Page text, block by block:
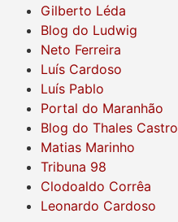
Gilberto Léda
Blog do Ludwig
Neto Ferreira
Luís Cardoso
Luís Pablo
Portal do Maranhão
Blog do Thales Castro
Matias Marinho
Tribuna 98
Clodoaldo Corrêa
Leonardo Cardoso